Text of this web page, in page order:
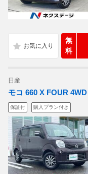
無
料
日産
モコ 660 X FOUR
保証付 購入プラン付き